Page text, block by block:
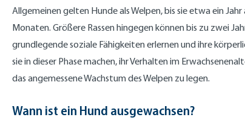
Allgemeinen gelten Hunde als Welpen, bis sie etwa ein
Monaten. Größere Rassen hingegen können bis zu zwei
grundlegende soziale Fähigkeiten erlernen und ihre
sie in dieser Phase machen, ihr Verhalten im
das angemessene Wachstum des Welpen zu legen.
Wann ist ein Hund ausgewachsen?